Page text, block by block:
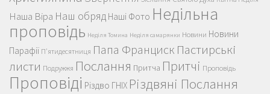
Наша Віра Наш обряд Наші Фото Недільна
проповідь Неділя Томина Неділя самарянки Новини Новини
Парафії П'ятидесятниця Папа Франциск Пастирські
листи Подружжя Послання Притча Притчі Проповідь
Проповіді Різдво ГНІХ Різдвяні Послання